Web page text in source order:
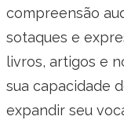
compreensão
sotaques e
livros, artigos e
sua capacidade
expandir seu